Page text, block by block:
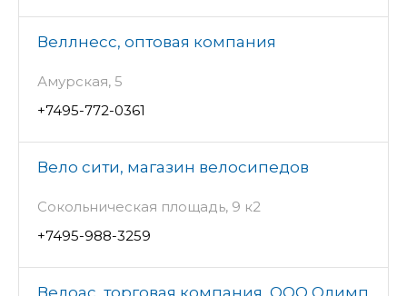
Веллнесс, оптовая компания
Амурская, 5
+7495-772-0361
Вело сити, магазин велосипедов
Сокольническая площадь, 9 к2
+7495-988-3259
Велоас, торговая компания, ООО Олимп